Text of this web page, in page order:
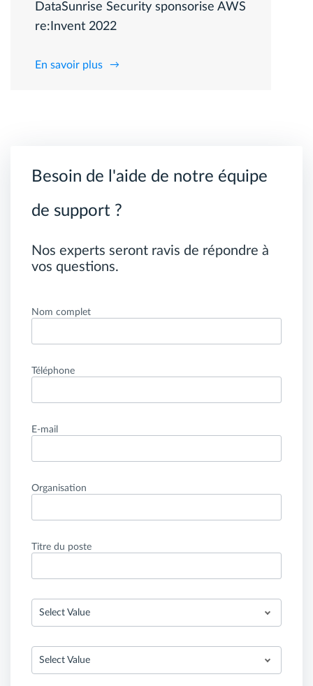
DataSunrise Security sponsorise AWS
re:Invent 2022
En savoir plus
Besoin de l'aide de notre équipe
de support ?
Nos experts seront ravis de répondre à
vos questions.
Nom complet
Téléphone
E-mail
Organisation
Titre du poste
Select Value
Select Value